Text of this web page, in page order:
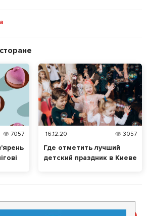
7057 16.12.20 3057
Где отметить лучший
детский праздник в Киеве